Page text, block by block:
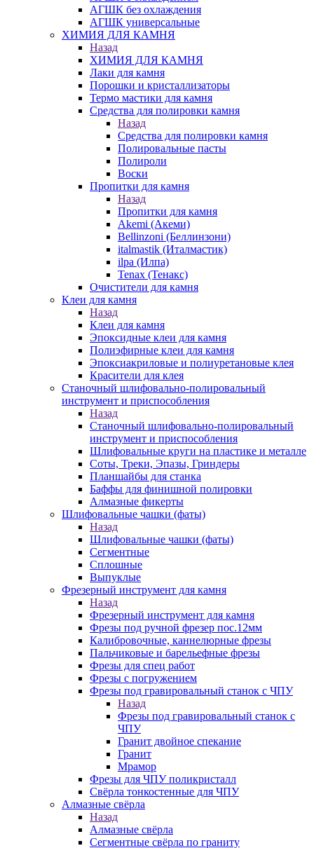
АГШК без охлаждения
АГШК универсальные
ХИМИЯ ДЛЯ КАМНЯ
Назад
ХИМИЯ ДЛЯ КАМНЯ
Лаки для камня
Порошки и кристаллизаторы
Термо мастики для камня
Средства для полировки камня
Назад
Средства для полировки камня
Полировальные пасты
Полироли
Воски
Пропитки для камня
Назад
Пропитки для камня
Akemi (Акеми)
Bellinzoni (Беллинзони)
italmastik (Италмастик)
ilpa (Илпа)
Tenax (Тенакс)
Очистители для камня
Клеи для камня
Назад
Клеи для камня
Эпоксидные клеи для камня
Полиэфирные клеи для камня
Эпоксиакриловые и полиуретановые клея
Красители для клея
Станочный шлифовально-полировальный
инструмент и приспособления
Назад
Станочный шлифовально-полировальный
инструмент и приспособления
Шлифовальные круги на пластике и металле
Соты, Треки, Эпазы, Гриндеры
Планшайбы для станка
Баффы для финишной полировки
Алмазные фикерты
Шлифовальные чашки (фаты)
Назад
Шлифовальные чашки (фаты)
Сегментные
Сплошные
Выпуклые
Фрезерный инструмент для камня
Назад
Фрезерный инструмент для камня
Фрезы под ручной фрезер пос.12мм
Калибровочные, каннелюрные фрезы
Пальчиковые и барельефные фрезы
Фрезы для спец работ
Фрезы с погружением
Фрезы под гравировальный станок с ЧПУ
Назад
Фрезы под гравировальный станок с
ЧПУ
Гранит двойное спекание
Гранит
Мрамор
Фрезы для ЧПУ поликристалл
Свёрла тонкостенные для ЧПУ
Алмазные свёрла
Назад
Алмазные свёрла
Сегментные свёрла по граниту